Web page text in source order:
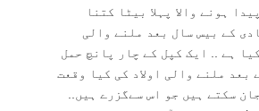
ہونے والا پہلا بیٹا کتنا
کے بیس سال بعد ملنے والی
ہے .. ایک کپل کے چار پانچ حمل
بعد ملنے والی اولاد کی کیا وقعت
سکتے ہیں جو اس سےگزرے ہیں..